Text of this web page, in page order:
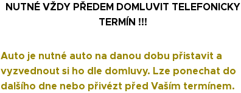
NUTNÉ VŽDY PŘEDEM DOMLUVIT TELEFONICKY
TERMÍN !!!
Auto je nutné auto na danou dobu přistavit a
vyzvednout si ho dle domluvy. Lze ponechat do
dalšího dne nebo přivézt před Vaším termínem.